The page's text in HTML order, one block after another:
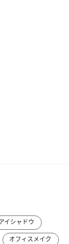
イシャドウ
オフィスメイク